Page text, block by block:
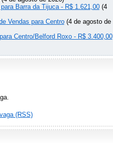
Barra da Tijuca - R$ 1.621,00(4
Vendas para Centro(4 de agosto de
Centro/Belford Roxo - R$ 3.400,00
(RSS)